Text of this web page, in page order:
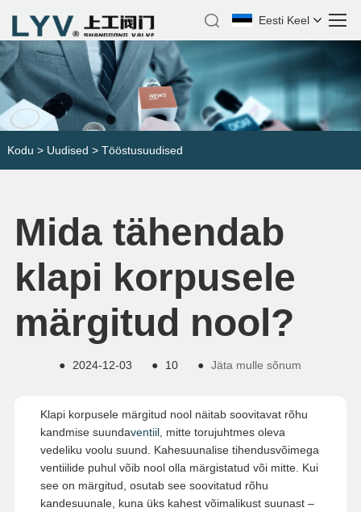
Eesti Keel
Kodu > Uudised > Tööstusuudised
Mida tähendab
klapi korpusele
märgitud nool?
● 2024-12-03 ● 10 ● Jäta mulle sõnum
Klapi korpusele märgitud nool näitab soovitavat rõhu
kandmise suundaventiil, mitte torujuhtmes oleva
vedeliku voolu suund. Kahesuunalise tihendusvõimega
ventiilide puhul võib nool olla märgistatud või mitte. Kui
see on märgitud, osutab see soovitatud rõhu
kandesuunale, kuna üks kahest võimalikust suunast –